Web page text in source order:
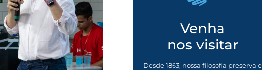
Venha
nos visitar
Desde 1863, nossa filosofia preserva e